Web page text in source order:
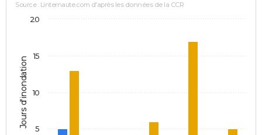
Jours d'inondation
Source : Linternaute.com d'après les données de la CCR
5
10
15
20